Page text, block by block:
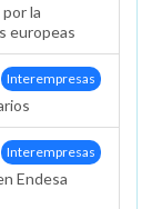
la
europeas
Interempresas
Interempresas
Endesa